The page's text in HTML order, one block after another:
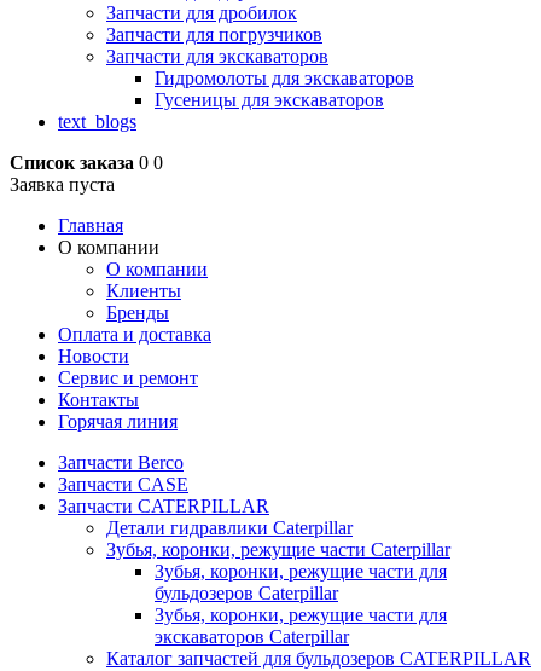
Запчасти для дробилок
Запчасти для погрузчиков
Запчасти для экскаваторов
Гидромолоты для экскаваторов
Гусеницы для экскаваторов
text_blogs
Список заказа 0 0
Заявка пуста
Главная
О компании
О компании
Клиенты
Бренды
Оплата и доставка
Новости
Сервис и ремонт
Контакты
Горячая линия
Запчасти Berco
Запчасти CASE
Запчасти CATERPILLAR
Детали гидравлики Caterpillar
Зубья, коронки, режущие части Caterpillar
Зубья, коронки, режущие части для
бульдозеров Caterpillar
Зубья, коронки, режущие части для
экскаваторов Caterpillar
Каталог запчастей для бульдозеров CATERPILLAR